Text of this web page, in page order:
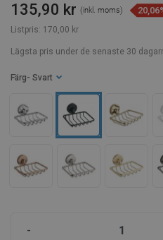
Listpris: 170,00 kr
135,90 kr (inkl. moms)
Lägsta pris under de senaste 30
Färg - Svart
-